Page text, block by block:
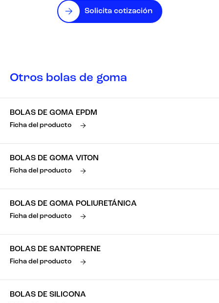
Solicita cotización
Otros bolas de goma
BOLAS DE GOMA EPDM
Ficha del producto
BOLAS DE GOMA VITON
Ficha del producto
BOLAS DE GOMA POLIURETÁNICA
Ficha del producto
BOLAS DE SANTOPRENE
Ficha del producto
BOLAS DE SILICONA